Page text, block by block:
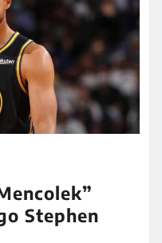
Stephen